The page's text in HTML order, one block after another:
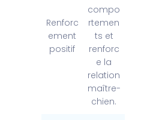
Renforc
ement
positif
compo
rtemen
ts et
renforc
e la
relation
maître-
chien.